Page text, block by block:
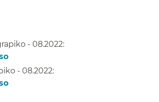
- 08.2022:
- 08.2022: